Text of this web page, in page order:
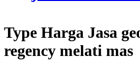
Type Harga Jasa
regency melati mas